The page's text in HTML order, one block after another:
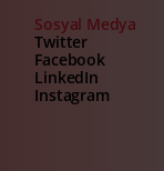
Sosyal Medya
Twitter
Facebook
LinkedIn
Instagram